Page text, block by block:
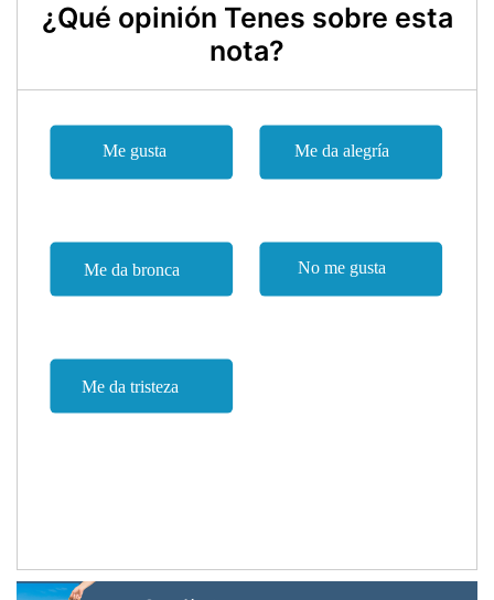
¿Qué opinión Tenes sobre esta
nota?